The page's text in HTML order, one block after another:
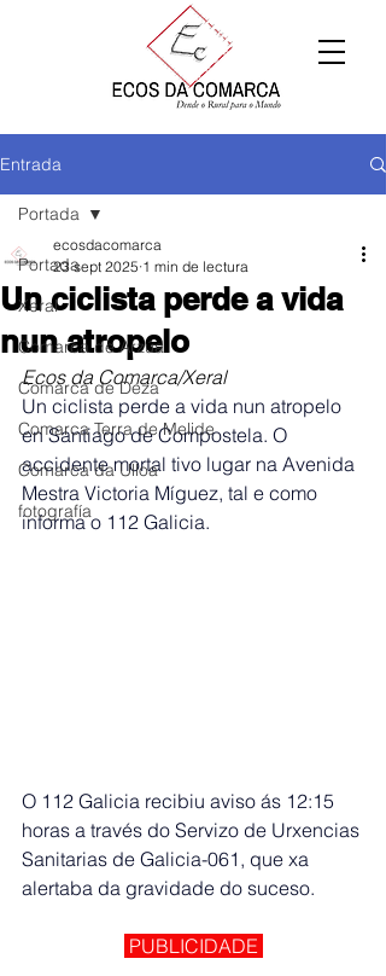
Entrada
Portada
Xeral
Comarca de Arzúa
Comarca de Deza
Comarca Terra de Melide
Comarca da Ulloa
fotografía
Portada
Un ciclista perde a vida
nun atropelo
ecosdacomarca
23 sept 2025 1 min de lectura
Ecos da Comarca/Xeral
Un ciclista perde a vida nun atropelo
en Santiago de Compostela. O
accidente mortal tivo lugar na Avenida
Mestra Victoria Míguez, tal e como
informa o 112 Galicia.
O 112 Galicia recibiu aviso ás 12:15
horas a través do Servizo de Urxencias
Sanitarias de Galicia-061, que xa
alertaba da gravidade do suceso.
PUBLICIDADE